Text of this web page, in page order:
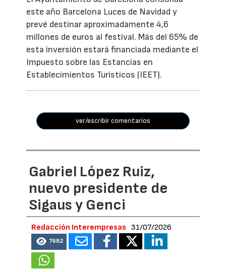
este año Barcelona Luces de Navidad y
prevé destinar aproximadamente 4,6
millones de euros al festival. Más del 65% de
esta inversión estará financiada mediante el
Impuesto sobre las Estancias en
Establecimientos Turísticos (IEET).
ver/escribir comentarios
Gabriel López Ruiz,
nuevo presidente de
Sigaus y Genci
Redacción Interempresas 31/07/2026
7682